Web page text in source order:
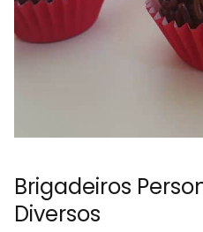
Brigadeiros
Diversos